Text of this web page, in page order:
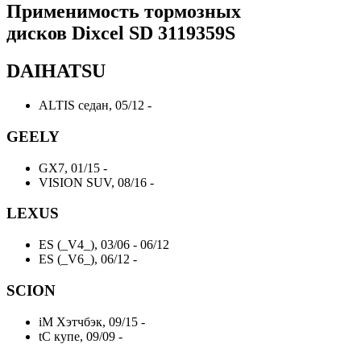
Применимость тормозных
дисков Dixcel SD 3119359S
DAIHATSU
ALTIS седан, 05/12 -
GEELY
GX7, 01/15 -
VISION SUV, 08/16 -
LEXUS
ES (_V4_), 03/06 - 06/12
ES (_V6_), 06/12 -
SCION
iM Хэтчбэк, 09/15 -
tC купе, 09/09 -